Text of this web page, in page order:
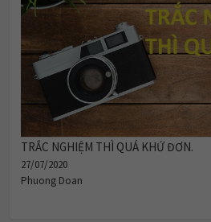
TRẮC NGHIỆM THÌ QUÁ KHỨ ĐƠN.
27/07/2020
Phuong Doan